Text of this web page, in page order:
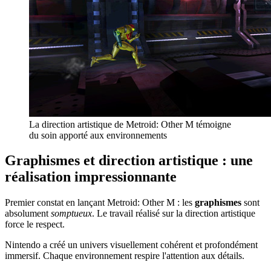
La direction artistique de Metroid: Other M témoigne
du soin apporté aux environnements
Graphismes et direction artistique : une
réalisation impressionnante
Premier constat en lançant Metroid: Other M : les graphismes sont
absolument somptueux. Le travail réalisé sur la direction artistique
force le respect.
Nintendo a créé un univers visuellement cohérent et profondément
immersif. Chaque environnement respire l'attention aux détails.